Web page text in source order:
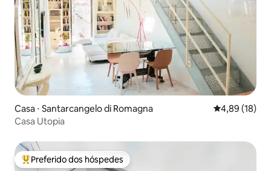
Casa ⋅ Santarcangelo di Romagna 4,89 de uma
4,89 (18)
Casa Utopia
Entre os melhores preferidos dos hóspedes
Preferido dos hóspedes